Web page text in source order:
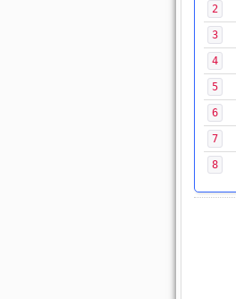
2
3
4
5
6
7
8